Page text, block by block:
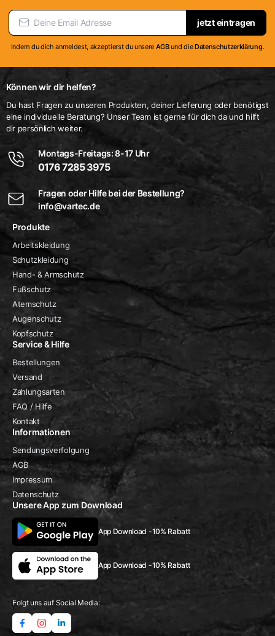
Produktseite
gewählt
werden
Produktseite
gewählt
werden
jetzt eintragen
Indem du dich anmeldest, akzeptierst du unsere AGBund dieDatenschutzerklärung.
Können wir dir helfen?
Du hast Fragen zu unseren Produkten, deiner Lieferung oder benötigst
eine individuelle Beratung? Unser Team ist gerne für dich da und hilft
dir persönlich weiter.
Montags-Freitags: 8-17 Uhr
0176 7285 3975
Fragen oder Hilfe bei der Bestellung?
info@vartec.de
Produkte
Arbeitskleidung
Schutzkleidung
Hand- & Armschutz
Fußschutz
Atemschutz
Augenschutz
Kopfschutz
Service & Hilfe
Bestellungen
Versand
Zahlungsarten
FAQ / Hilfe
Kontakt
Informationen
Sendungsverfolgung
AGB
Impressum
Datenschutz
Unsere App zum Download
App Download -10% Rabatt
App Download -10% Rabatt
Folgt uns auf Social Media: